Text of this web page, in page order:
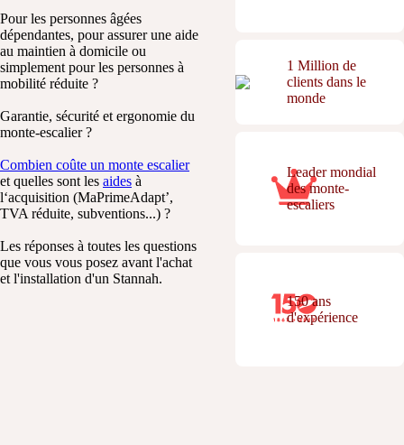
Pour les personnes âgées
dépendantes, pour assurer une aide
au maintien à domicile ou
simplement pour les personnes à
mobilité réduite ?
Garantie, sécurité et ergonomie du
monte-escalier ?
Combien coûte un monte escalier
et quelles sont les aides à
l‘acquisition (MaPrimeAdapt’,
TVA réduite, subventions...) ?
Les réponses à toutes les questions
que vous vous posez avant l'achat
et l'installation d'un Stannah.
1 Million de
clients dans le
monde
Leader mondial
des monte-
escaliers
150 ans
d'expérience